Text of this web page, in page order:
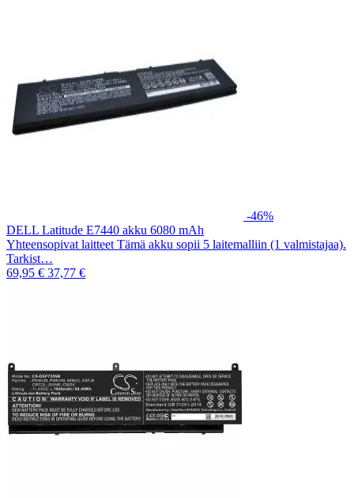
-46%
DELL Latitude E7440 akku 6080 mAh
Yhteensopivat laitteet Tämä akku sopii 5 laitemalliin (1 valmistajaa).
Tarkist…
69,95 € 37,77 €